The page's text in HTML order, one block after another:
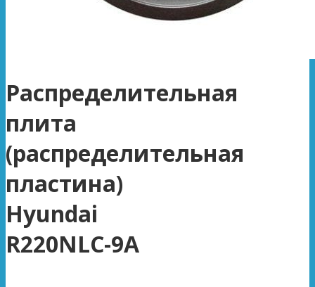
Распределительная
плита
(распределительная
пластина)
Hyundai
R220NLC-9A